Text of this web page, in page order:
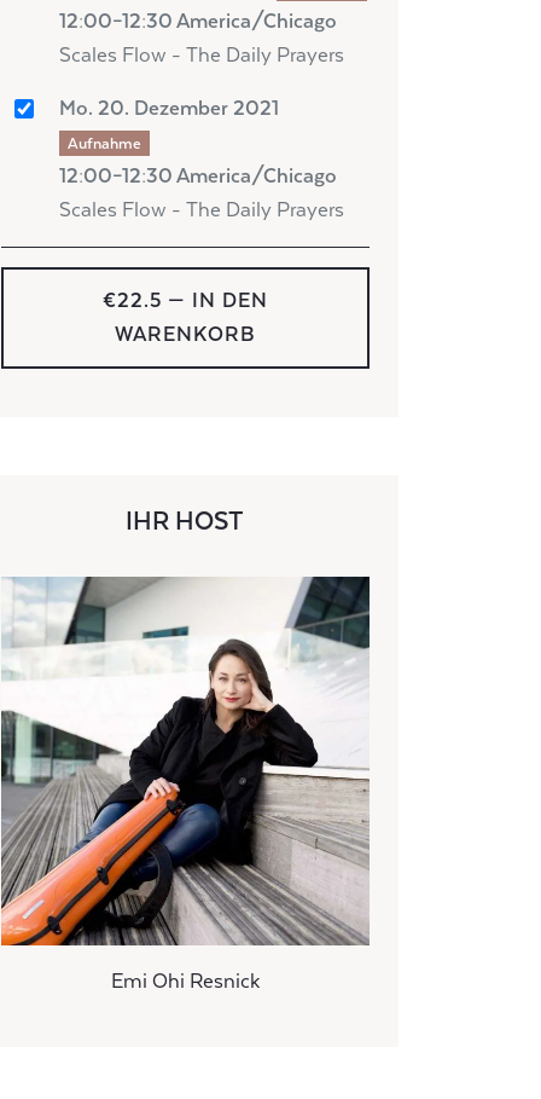
12:00–12:30 America/Chicago
Scales Flow - The Daily Prayers
Mo. 20. Dezember 2021
Aufnahme
12:00–12:30 America/Chicago
Scales Flow - The Daily Prayers
€22.5 — IN DEN
WARENKORB
IHR HOST
Emi Ohi Resnick